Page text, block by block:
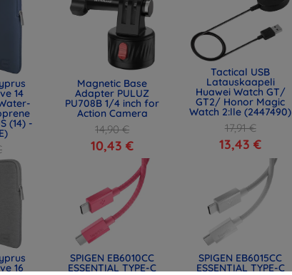
14
(14) -
16
Magnetic Base
Adapter PULUZ
PU708B 1/4 inch for
Action Camera
14,90 €
10,43 €
Tactical USB
Latauskaapeli
Huawei Watch GT/
GT2/ Honor Magic
Watch 2:lle (2447490)
17,91 €
13,43 €
SPIGEN EB6010CC
ESSENTIAL TYPE-C
SPIGEN EB6015CC
ESSENTIAL TYPE-C